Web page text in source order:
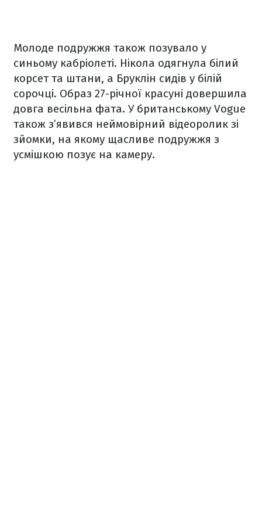
Молоде подружжя також позувало у
синьому кабріолеті. Нікола одягнула білий
корсет та штани, а Бруклін сидів у білій
сорочці. Образ 27-річної красуні довершила
довга весільна фата. У британському Vogue
також з’явився неймовірний відеоролик зі
зйомки, на якому щасливе подружжя з
усмішкою позує на камеру.